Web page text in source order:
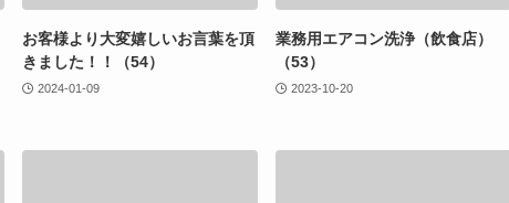
お客様より大変嬉しいお言葉を頂
きました！！（54）
2024-01-09
業務用エアコン洗浄（飲食店）
（53）
2023-10-20